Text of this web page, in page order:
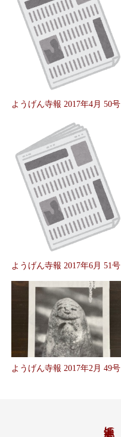
ようげん寺報 2017年4月 50号
ようげん寺報 2017年6月 51号
ようげん寺報 2017年2月 49号